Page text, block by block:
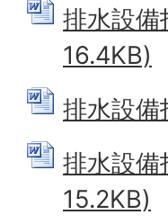
排水設
16.4KB)
排水設
排水設
15.2KB)